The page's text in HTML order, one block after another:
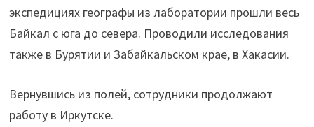
экспедициях географы из лаборатории прошли весь
Байкал с юга до севера. Проводили исследования
также в Бурятии и Забайкальском крае, в Хакасии.
Вернувшись из полей, сотрудники продолжают
работу в Иркутске.